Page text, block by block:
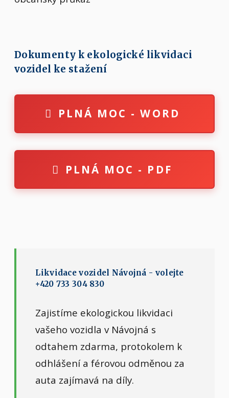
Dokumenty k ekologické likvidaci
vozidel ke stažení
PLNÁ MOC - WORD
PLNÁ MOC - PDF
Likvidace vozidel Návojná - volejte
+420 733 304 830
Zajistíme ekologickou likvidaci
vašeho vozidla v Návojná s
odtahem zdarma, protokolem k
odhlášení a férovou odměnou za
auta zajímavá na díly.